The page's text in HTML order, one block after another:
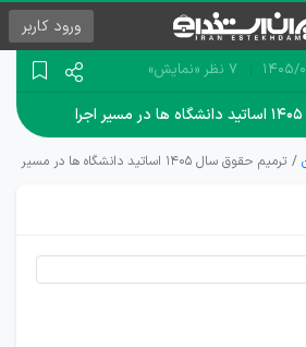
ورود کاربر
۰۳/۲۵ 7 نظر «نمایش»
ترمیم حقوق سال ۱۴۰۵ اساتید دانشگاه ها در مسیر اجرا